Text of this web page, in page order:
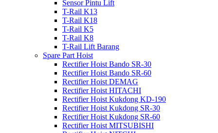
Sensor Pintu Lift
T-Rail K13
T-Rail K18
T-Rail K5
T-Rail K8
T-Rail Lift Barang
Spare Part Hoist
Rectifier Hoist Bando SR-30
Rectifier Hoist Bando SR-60
Rectifier Hoist DEMAG
Rectifier Hoist HITACHI
Rectifier Hoist Kukdong KD-190
Rectifier Hoist Kukdong SR-30
Rectifier Hoist Kukdong SR-60
Rectifier Hoist MITSUBISHI